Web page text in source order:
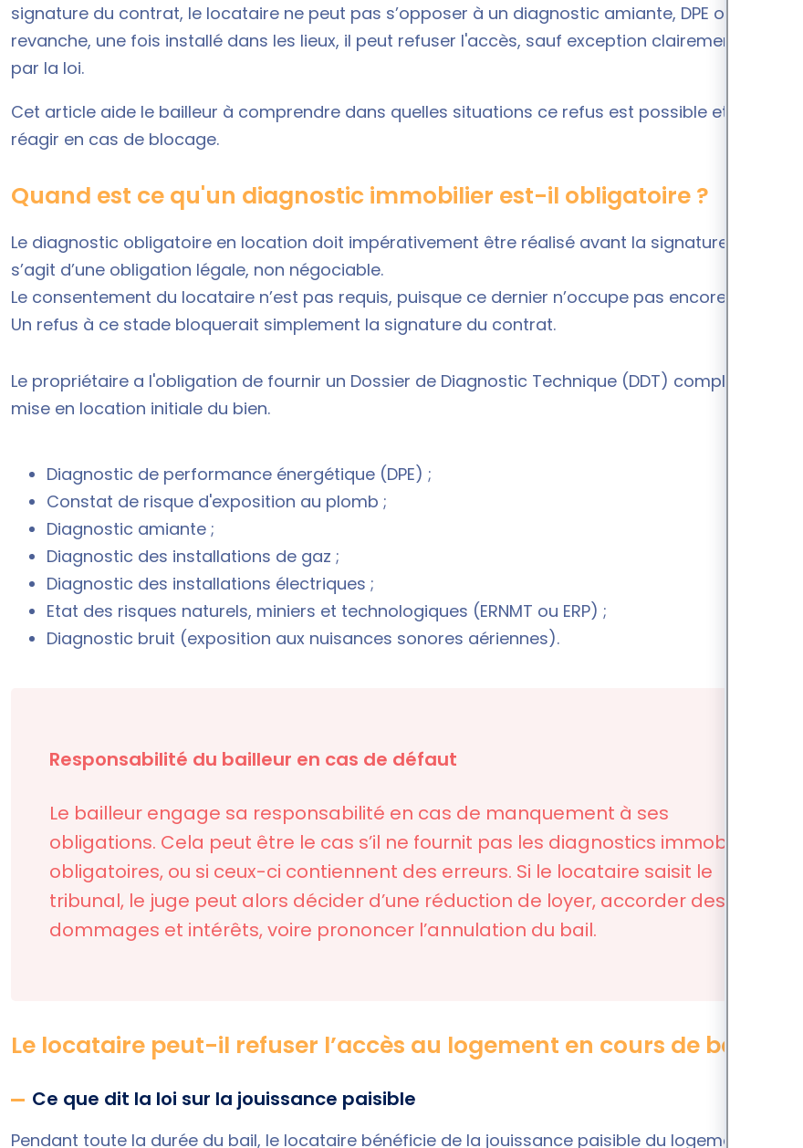
signature du contrat, le locataire ne peut pas s’opposer à un diagnostic amiante, DPE ou gaz. En
revanche, une fois installé dans les lieux, il peut refuser l'accès, sauf exception clairement prévue
par la loi.
Cet article aide le bailleur à comprendre dans quelles situations ce refus est possible et comment
réagir en cas de blocage.
Quand est ce qu'un diagnostic immobilier est-il obligatoire ?
Le diagnostic obligatoire en location doit impérativement être réalisé avant la signature du bail. Il
s’agit d’une obligation légale, non négociable.
Le consentement du locataire n’est pas requis, puisque ce dernier n’occupe pas encore les lieux.
Un refus à ce stade bloquerait simplement la signature du contrat.
Le propriétaire a l'obligation de fournir un Dossier de Diagnostic Technique (DDT) complet pour la
mise en location initiale du bien.
Diagnostic de performance énergétique (DPE) ;
Constat de risque d'exposition au plomb ;
Diagnostic amiante ;
Diagnostic des installations de gaz ;
Diagnostic des installations électriques ;
Etat des risques naturels, miniers et technologiques (ERNMT ou ERP) ;
Diagnostic bruit (exposition aux nuisances sonores aériennes).
Responsabilité du bailleur en cas de défaut
Le bailleur engage sa responsabilité en cas de manquement à ses
obligations. Cela peut être le cas s’il ne fournit pas les diagnostics immobiliers
obligatoires, ou si ceux-ci contiennent des erreurs. Si le locataire saisit le
tribunal, le juge peut alors décider d’une réduction de loyer, accorder des
dommages et intérêts, voire prononcer l’annulation du bail.
Le locataire peut-il refuser l’accès au logement en cours de bail ?
Ce que dit la loi sur la jouissance paisible
Pendant toute la durée du bail, le locataire bénéficie de la jouissance paisible du logement,